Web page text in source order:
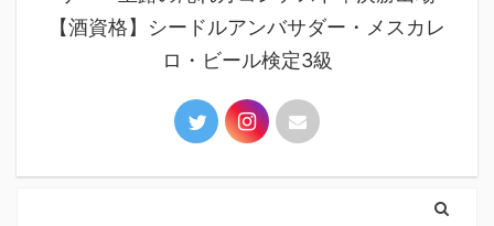
【酒資格】シードルアンバサダー・メスカレ
ロ・ビール検定3級